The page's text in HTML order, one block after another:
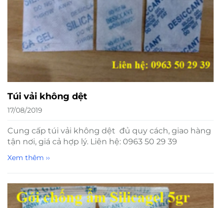
Túi vải không dệt
17/08/2019
Cung cấp túi vải không dệt đủ quy cách, giao hàng
tận nơi, giá cả hợp lý. Liên hệ: 0963 50 29 39
Xem thêm ››